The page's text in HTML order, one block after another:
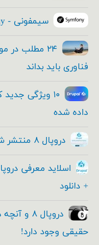
سیمفونی - Symfony
فناوری باید بداند
داده شده
دروپال ۸ منتشر شد
+ دانلود
دروپال ۸
حقیقی وجود دارد!